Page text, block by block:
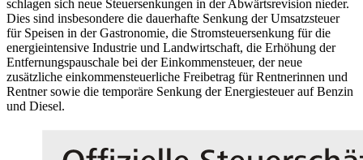
schlagen sich neue Steuersenkungen in der Abwärtsrevision nieder.
Dies sind insbesondere die dauerhafte Senkung der Umsatzsteuer
für Speisen in der Gastronomie, die Stromsteuersenkung für die
energieintensive Industrie und Landwirtschaft, die Erhöhung der
Entfernungspauschale bei der Einkommensteuer, der neue
zusätzliche einkommensteuerliche Freibetrag für Rentnerinnen und
Rentner sowie die temporäre Senkung der Energiesteuer auf Benzin
und Diesel.